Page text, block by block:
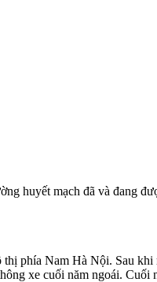
huyết mạch đã và đang
phía Nam Hà Nội. Sau
xe cuối năm ngoái.